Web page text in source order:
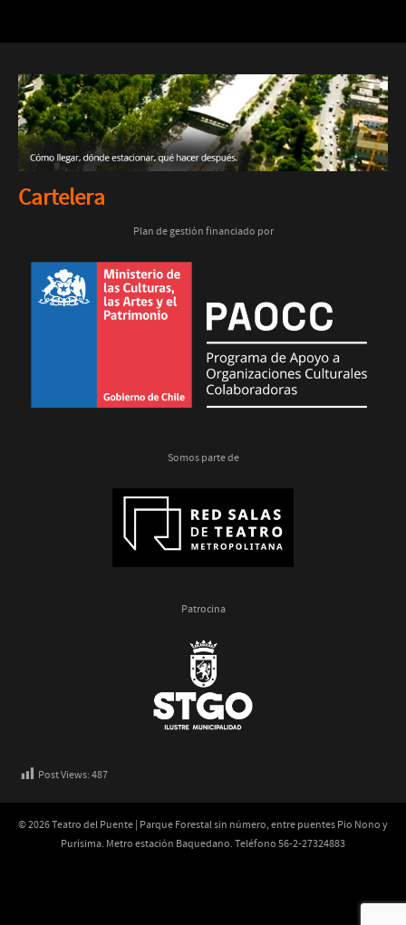
Cartelera
Plan de gestión financiado por
Somos parte de
Patrocina
Post Views:487
© 2026 Teatro del Puente | Parque Forestal sin número, entre puentes Pio Nono y
Purísima. Metro estación Baquedano. Teléfono 56-2-27324883